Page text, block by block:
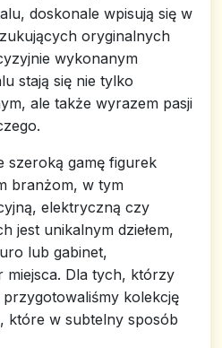
doskonale wpisują się w
oryginalnych
wykonanym
stają się nie tylko
ale także wyrazem pasji
szeroką gamę figurek
branżom, w tym
elektryczną czy
jest unikalnym dziełem,
lub gabinet,
miejsca. Dla tych, którzy
kolekcję
które w subtelny sposób